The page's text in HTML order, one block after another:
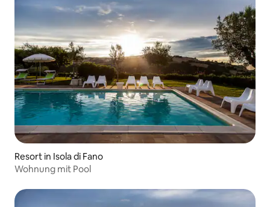
Resort in Isola di Fano
Wohnung mit Pool